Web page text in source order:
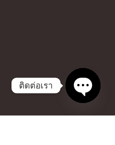
ติดต่อเรา